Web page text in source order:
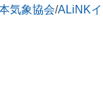
気象協会/ALiNK